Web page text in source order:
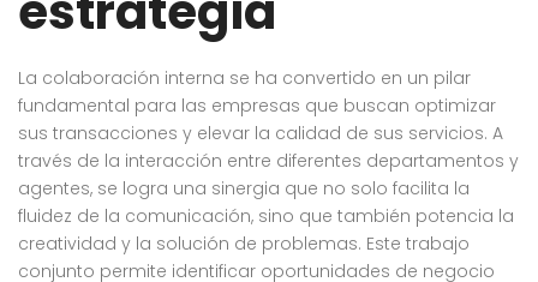
La colaboración interna se ha convertido en un pilar
fundamental para las empresas que buscan optimizar
sus transacciones y elevar la calidad de sus servicios. A
través de la interacción entre diferentes departamentos y
agentes, se logra una sinergia que no solo facilita la
fluidez de la comunicación, sino que también potencia la
creatividad y la solución de problemas. Este trabajo
conjunto permite identificar oportunidades de negocio